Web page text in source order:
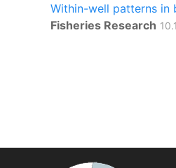
Within-well patterns in
Fisheries Research